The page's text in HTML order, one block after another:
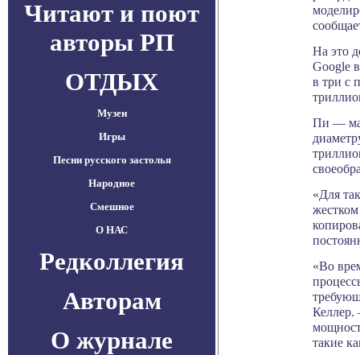
Читают и поют
авторы РП
ОТДЫХ
Музеи
Игры
Песни русского застолья
Народное
Смешное
О НАС
Редколлегия
Авторам
О журнале
На это
Google
в три с
Пи —
«Для
«Во
Келлер.
такие